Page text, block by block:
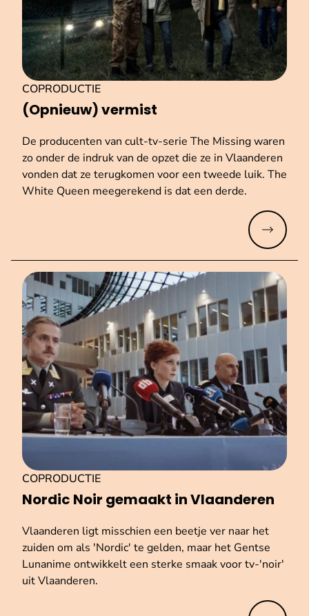
(Opnieuw) vermist
COPRODUCTIE
De producenten van cult-tv-serie The Missing waren
zo onder de indruk van de opzet die ze in Vlaanderen
vonden dat ze terugkomen voor een tweede luik. The
White Queen meegerekend is dat een derde.
Meer
Nordic Noir gemaakt in Vlaanderen
COPRODUCTIE
Vlaanderen ligt misschien een beetje ver naar het
zuiden om als 'Nordic' te gelden, maar het Gentse
Lunanime ontwikkelt een sterke smaak voor tv-'noir'
uit Vlaanderen.